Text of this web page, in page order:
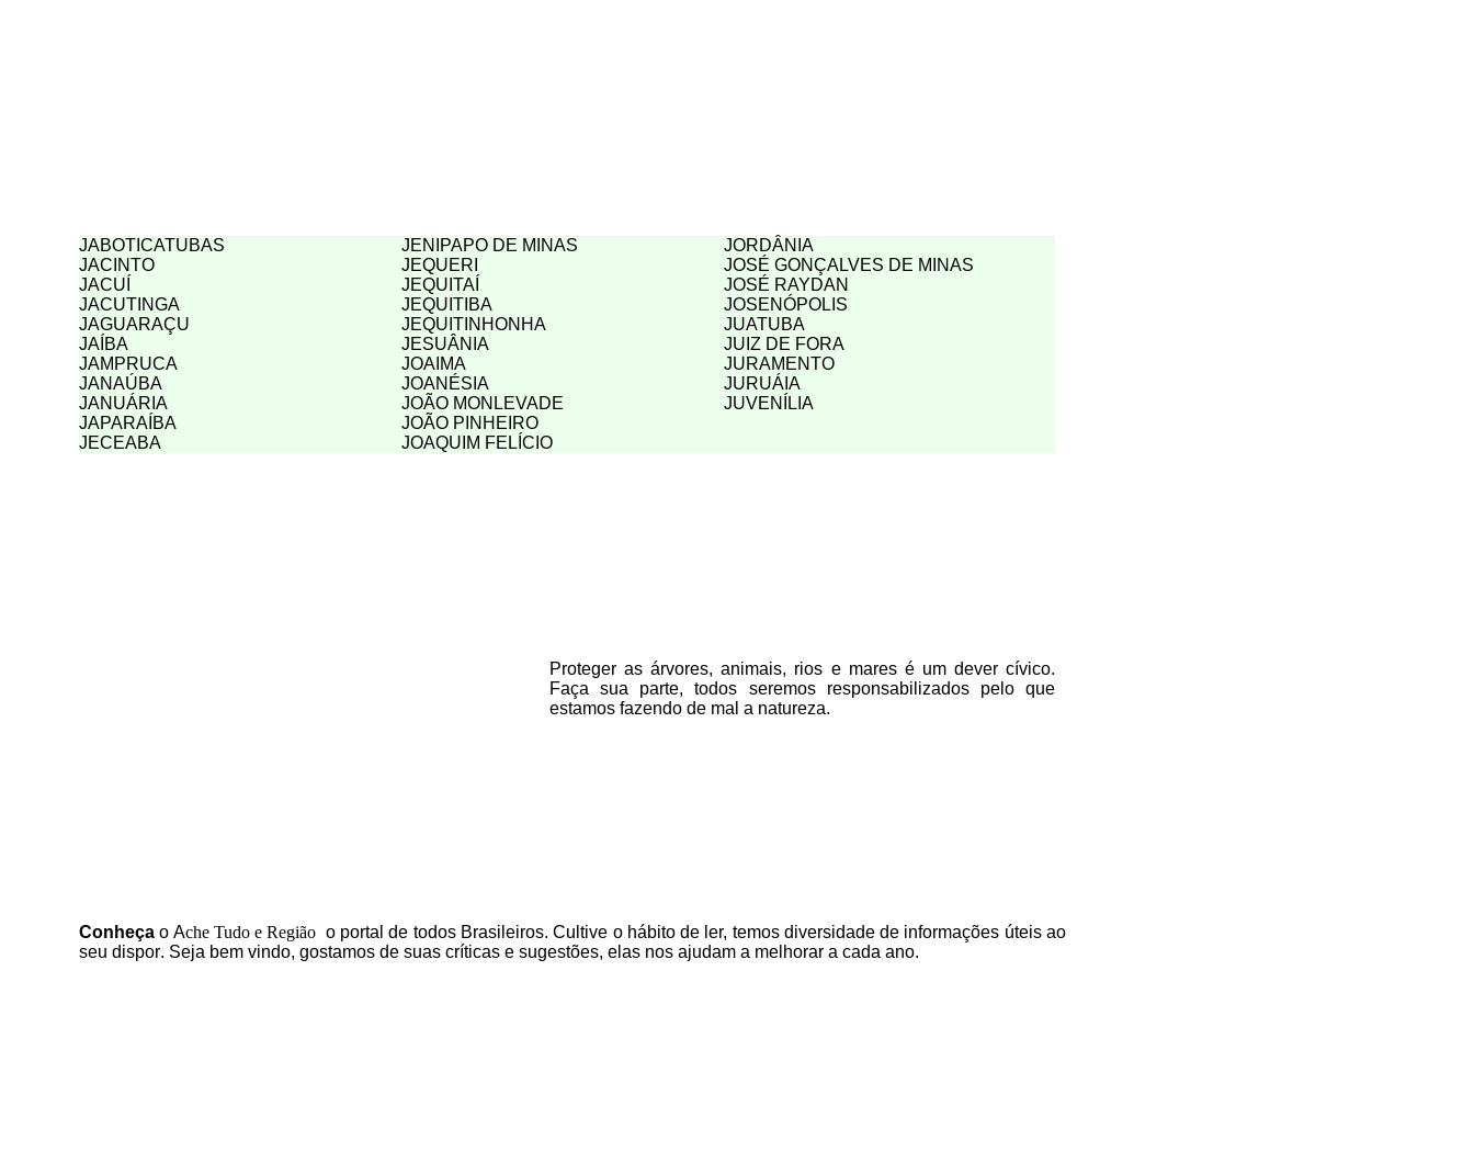
JABOTICATUBAS JENIPAPO DE MINAS
JORDÂNIA
JACINTO
JEQUERI
JOSÉ GONÇALVES DE MINAS
JACUÍ
JEQUITAÍ
JOSÉ RAYDAN
JACUTINGA
JEQUITIBA
JOSENÓPOLIS
JAGUARAÇU
JEQUITINHONHA
JUATUBA
JAÍBA
JESUÂNIA
JUIZ DE FORA
JAMPRUCA
JOAIMA
JURAMENTO
JANAÚBA
JOANÉSIA
JURUÁIA
JANUÁRIA
JOÃO MONLEVADE
JUVENÍLIA
JAPARAÍBA
JOÃO PINHEIRO
JECEABA
JOAQUIM FELÍCIO
Proteger as árvores, animais, rios e mares é um dever cívico.
Faça sua parte, todos seremos responsabilizados pelo que
estamos fazendo de mal a natureza.
Conheça o Ache Tudo e Região o portalde todos Brasileiros. Cultive o hábito de ler, temos diversidade de informações úteisao
seu dispor. Seja bem vindo, gostamos de suas críticas e sugestões, elas nos ajudam a melhorar a cada ano.